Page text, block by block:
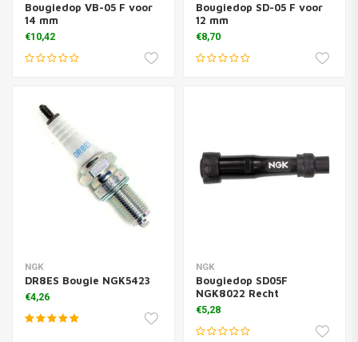
Bougiedop VB-05 F voor
14 mm
€10,42
Bougiedop SD-05 F voor
12 mm
€8,70
NGK
DR8ES Bougie NGK5423
€4,26
NGK
Bougiedop SD05F
NGK8022 Recht
€5,28